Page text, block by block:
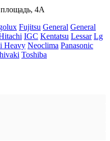
площадь, 4А
Fujitsu General General
IGC Kentatsu Lessar Lg
Heavy Neoclima Panasonic
Toshiba